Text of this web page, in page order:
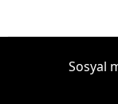
Sosyal